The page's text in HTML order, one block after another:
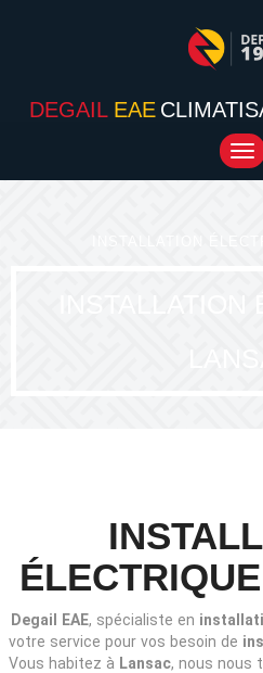
DEGAIL EAE
Degail EAE, spécialiste en
votre service pour vos besoin de
Vous habitez à Lansac, nous nous